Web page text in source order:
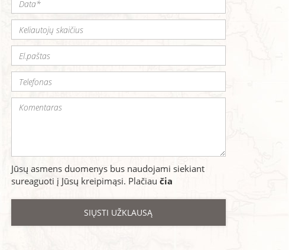
Jūsų asmens duomenys bus naudojami siekiant
sureaguoti į Jūsų kreipimąsi. Plačiau čia